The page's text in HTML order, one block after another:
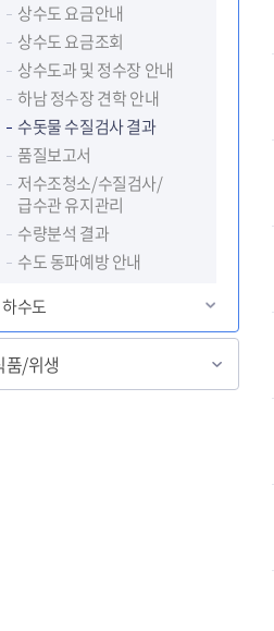
상수도 요금안내
상수도 요금조회
상수도과 및 정수장 안내
하남 정수장 견학 안내
수돗물 수질검사 결과
품질보고서
저수조청소/수질검사/
급수관 유지관리
수량분석 결과
수도 동파예방 안내
하수도
품/위생